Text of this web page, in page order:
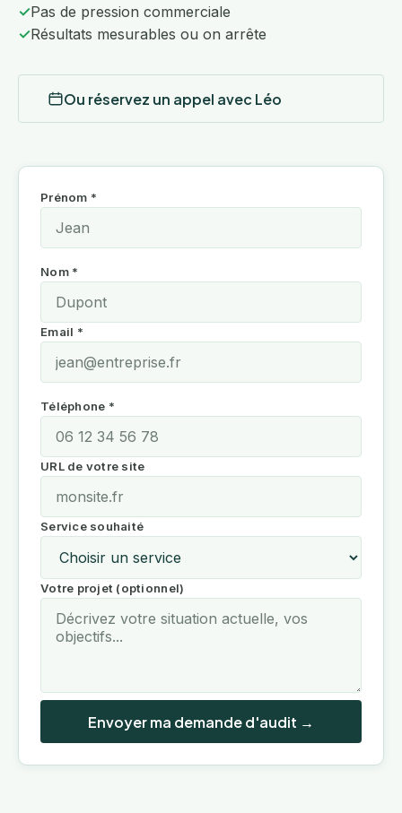
✓Pas de pression commerciale
✓Résultats mesurables ou on arrête
Ou réservez un appel avec Léo
Prénom *
Nom *
Email *
Téléphone *
URL de votre site
Service souhaité
Votre projet (optionnel)
Envoyer ma demande d'audit →